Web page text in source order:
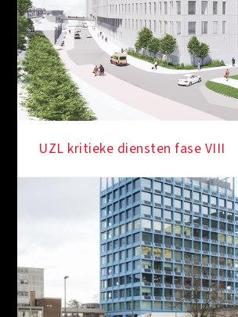
UZL kritieke diensten fase VIII